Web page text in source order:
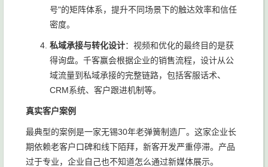
号"的矩阵体系，提升不同场景下的触达效率和信任
密度。
私域承接与转化设计：视频和优化的最终目的是获
得询盘。千客赢会根据企业的销售流程，设计从公
域流量到私域承接的完整链路，包括客服话术、
CRM系统、客户跟进机制等。
真实客户案例
最典型的案例是一家无锡30年老弹簧制造厂。这家企业长
期依赖老客户口碑和线下陌拜，新客开发严重停滞。产品
过于专业，企业自己也不知道怎么通过新媒体展示。